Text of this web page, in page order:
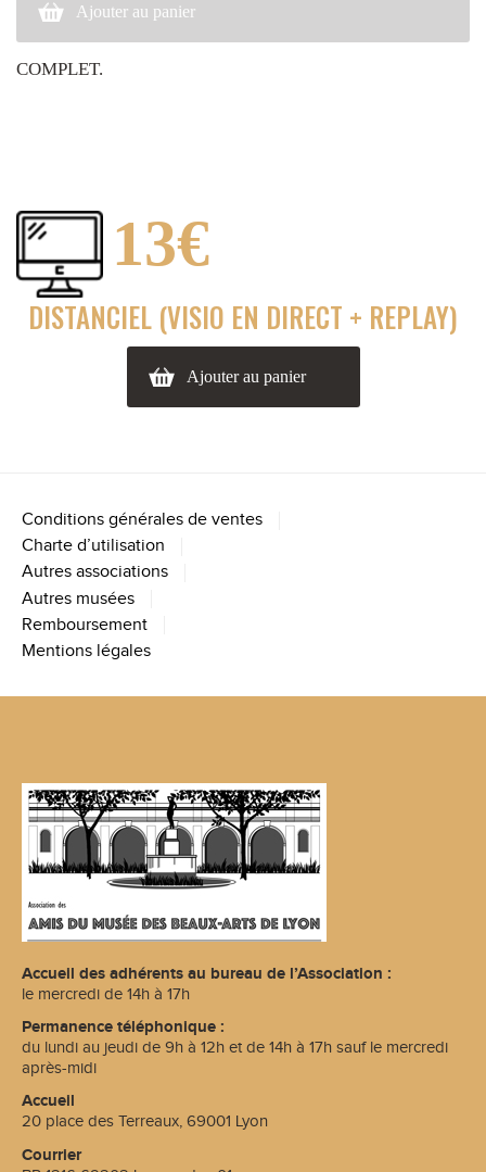
Ajouter au panier
COMPLET.
13€
DISTANCIEL (VISIO EN DIRECT + REPLAY)
Ajouter au panier
Conditions générales de ventes
Charte d’utilisation
Autres associations
Autres musées
Remboursement
Mentions légales
Accueil des adhérents au bureau de l’Association :
le mercredi de 14h à 17h
Permanence téléphonique :
du lundi au jeudi de 9h à 12h et de 14h à 17h sauf le mercredi
après-midi
Accueil
20 place des Terreaux, 69001 Lyon
Courrier